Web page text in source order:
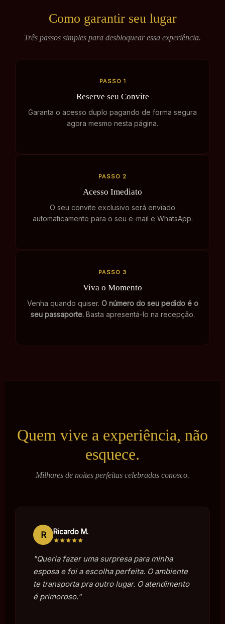
Como garantir seu lugar
Três passos simples para desbloquear essa experiência.
PASSO 1
Reserve seu Convite
Garanta o acesso duplo pagando de forma segura
agora mesmo nesta página.
PASSO 2
Acesso Imediato
O seu convite exclusivo será enviado
automaticamente para o seu e-mail e WhatsApp.
PASSO 3
Viva o Momento
Venha quando quiser. O número do seu pedido é o
seu passaporte.Basta apresentá-lo na recepção.
Quem vive a experiência, não
esquece.
Milhares de noites perfeitas celebradas conosco.
R Ricardo M.
"Queria fazer uma surpresa para minha
esposa e foi a escolha perfeita. O ambiente
te transporta pra outro lugar. O atendimento
é primoroso."